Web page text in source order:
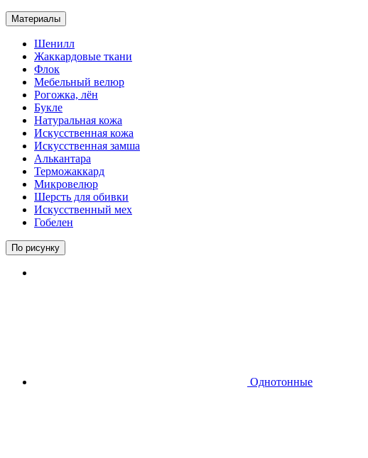
Материалы
Шенилл
Жаккардовые ткани
Флок
Мебельный велюр
Рогожка, лён
Букле
Натуральная кожа
Искусственная кожа
Искусственная замша
Алькантара
Терможаккард
Микровелюр
Шерсть для обивки
Искусственный мех
Гобелен
По рисунку
Однотонные